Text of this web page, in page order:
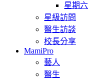
星期六
星級訪問
醫生訪談
校長分享
MamiPro
藝人
醫生